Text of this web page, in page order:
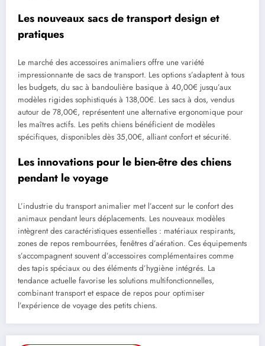
Les nouveaux sacs de transport design et
pratiques
Le marché des accessoires animaliers offre une variété
impressionnante de sacs de transport. Les options s’adaptent à tous
les budgets, du sac à bandoulière basique à 40,00€ jusqu’aux
modèles rigides sophistiqués à 138,00€. Les sacs à dos, vendus
autour de 78,00€, représentent une alternative ergonomique pour
les maîtres actifs. Les petits chiens bénéficient de modèles
spécifiques, disponibles dès 35,00€, alliant confort et sécurité.
Les innovations pour le bien-être des chiens
pendant le voyage
L’industrie du transport animalier met l’accent sur le confort des
animaux pendant leurs déplacements. Les nouveaux modèles
intègrent des caractéristiques essentielles : matériaux respirants,
zones de repos rembourrées, fenêtres d’aération. Ces équipements
s’accompagnent souvent d’accessoires complémentaires comme
des tapis spéciaux ou des éléments d’hygiène intégrés. La
tendance actuelle favorise les solutions multifonctionnelles,
combinant transport et espace de repos pour optimiser
l’expérience de voyage des petits chiens.